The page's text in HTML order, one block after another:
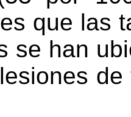
que las
se han